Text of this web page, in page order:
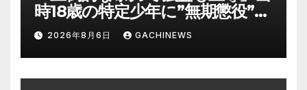
時18歳の特定少年に”無期懲役”求
刑の背景『年齢の若さで説明でき
ないほど悪質だと検察が判断』
＜元裁判官が解説＞全国的に見て
も異例のケース_8月7日判決の行
2026年8月6日 GACHINEWS